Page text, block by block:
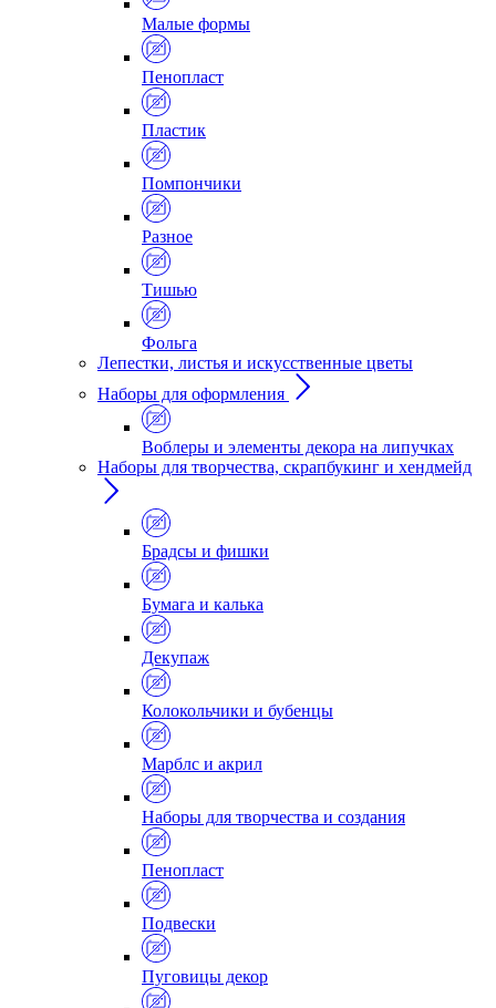
Малые формы
Пенопласт
Пластик
Помпончики
Разное
Тишью
Фольга
Лепестки, листья и искусственные цветы
Наборы для оформления
Воблеры и элементы декора на липучках
Наборы для творчества, скрапбукинг и хендмейд
Брадсы и фишки
Бумага и калька
Декупаж
Колокольчики и бубенцы
Марблс и акрил
Наборы для творчества и создания
Пенопласт
Подвески
Пуговицы декор